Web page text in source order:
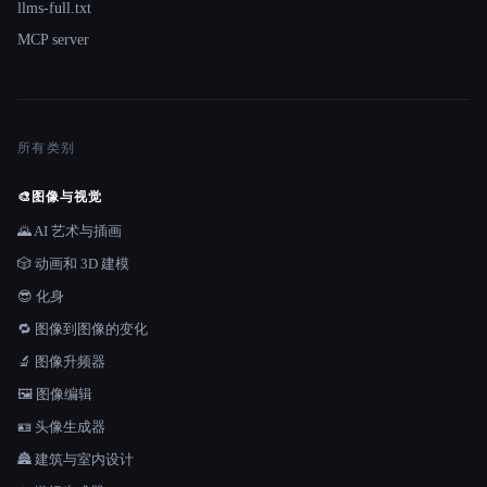
llms-full.txt
MCP server
所有类别
🎨 图像与视觉
🌄 AI 艺术与插画
🎲 动画和 3D 建模
😎 化身
🔁 图像到图像的变化
🔬 图像升频器
🖼️ 图像编辑
🪪 头像生成器
🏯 建筑与室内设计